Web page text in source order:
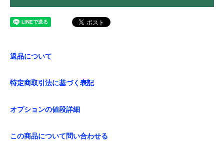
返品について
特定商取引法に基づく表記
オプションの値段詳細
この商品について問い合わせる